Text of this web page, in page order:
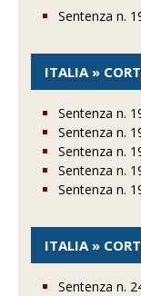
Sentenza n.
ITALIA »
Sentenza n.
Sentenza n.
Sentenza n.
Sentenza n.
Sentenza n.
ITALIA »
Sentenza n.